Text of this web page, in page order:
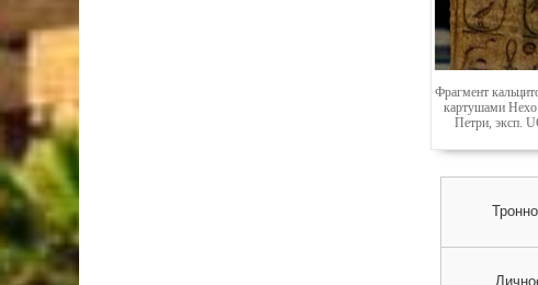
Фрагмент
картушами
Петри, эксп.